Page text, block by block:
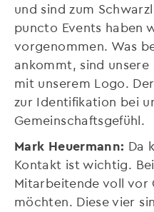
und sind zum
puncto Events haben
vorgenommen. Was
ankommt, sind
mit unserem Logo.
zur Identifikation bei
Gemeinschaftsgefühl.
Mark Heuermann: Da
Kontakt ist wichtig.
Mitarbeitende voll vor
möchten. Diese vier